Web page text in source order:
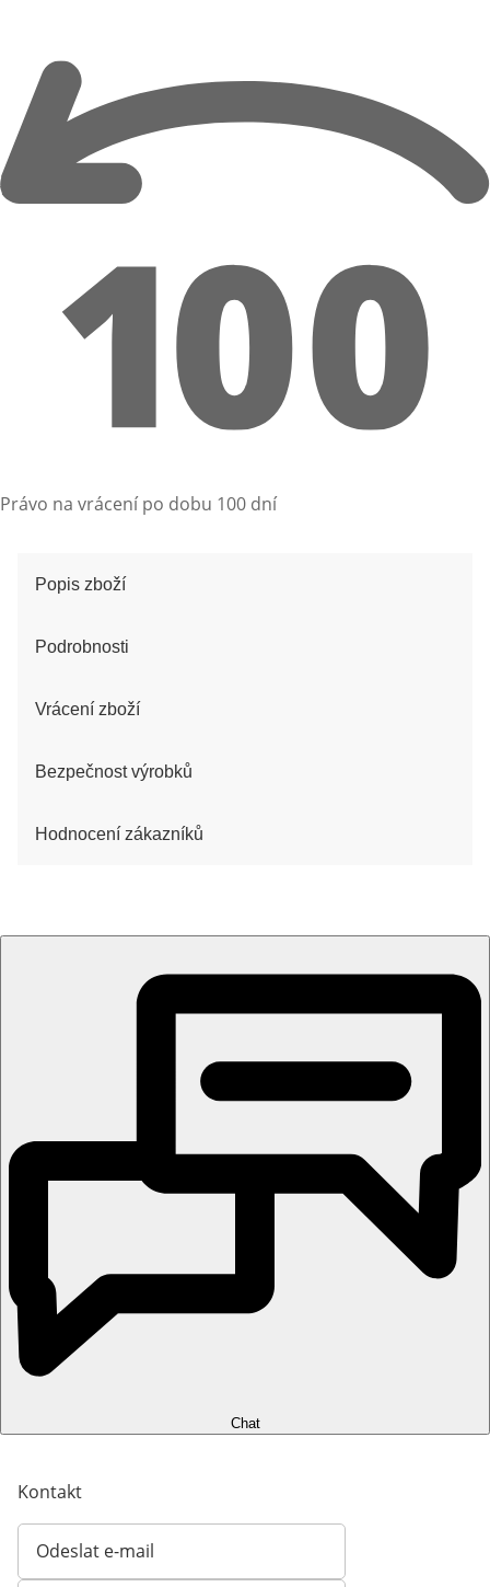
Právo na vrácení po dobu 100 dní
Popis zboží
Podrobnosti
Vrácení zboží
Bezpečnost výrobků
Hodnocení zákazníků
Chat
Kontakt
Odeslat e-mail
Otevírá e-mailového klienta